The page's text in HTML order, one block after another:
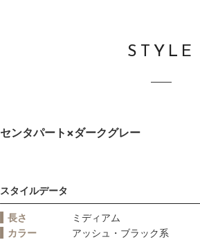
STYLE
センタパート×ダークグレー
スタイルデータ
長さ
ミディアム
カラー
アッシュ・ブラック系